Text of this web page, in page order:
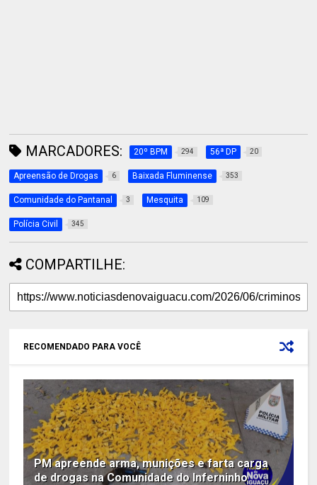
MARCADORES: 20º BPM 294 56ª DP 20
Apreensão de Drogas 6 Baixada Fluminense 353
Comunidade do Pantanal 3 Mesquita 109
Polícia Civil 345
COMPARTILHE:
RECOMENDADO PARA VOCÊ
PM apreende arma, munições e farta carga
de drogas na Comunidade do Inferninho